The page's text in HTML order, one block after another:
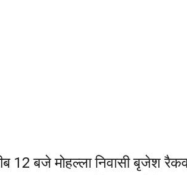
12 बजे मोहल्ला निवासी बृजेश